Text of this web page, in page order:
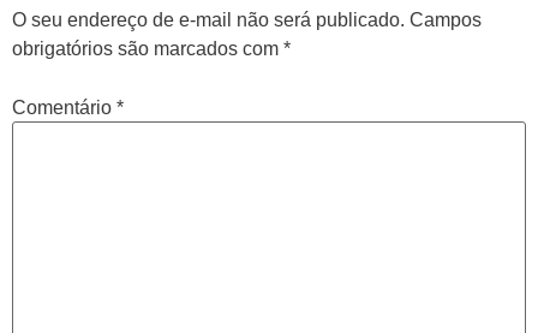
O seu endereço de e-mail não será publicado. Campos
obrigatórios são marcados com *
Comentário *